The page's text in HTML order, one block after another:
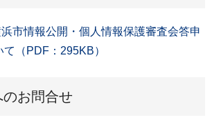
浜市情報公開・個人情報保護審査会答申
（PDF：295KB）
お問合せ